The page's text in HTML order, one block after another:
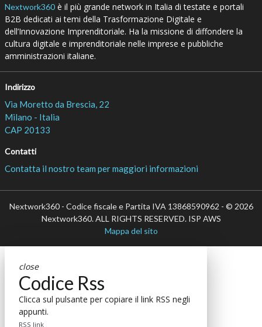
Nextwork360è il più grande network in Italia di testate e portali
B2B dedicati ai temi della Trasformazione Digitale e
dell’Innovazione Imprenditoriale. Ha la missione di diffondere la
cultura digitale e imprenditoriale nelle imprese e pubbliche
amministrazioni italiane.
Indirizzo
Via Moretto da Brescia, 22
Milano - Italia
CAP 20133
Contatti
Contatta il nostro team per maggiori informazioni
Nextwork360 - Codice fiscale e Partita IVA 13868590962 - © 2026
Nextwork360. ALL RIGHTS RESERVED. ISP AWS
Mappa del sito
close
Codice Rss
Clicca sul pulsante per copiare il link RSS negli
appunti.
RSS link